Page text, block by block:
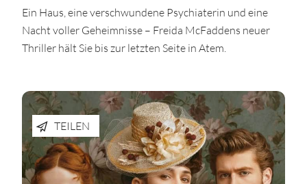
Ein Haus, eine verschwundene Psychiaterin und eine
Nacht voller Geheimnisse – Freida McFaddens neuer
Thriller hält Sie bis zur letzten Seite in Atem.
TEILEN